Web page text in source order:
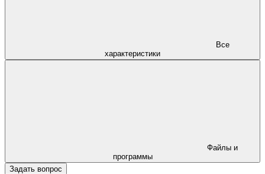
характеристики
программы
Задать вопрос